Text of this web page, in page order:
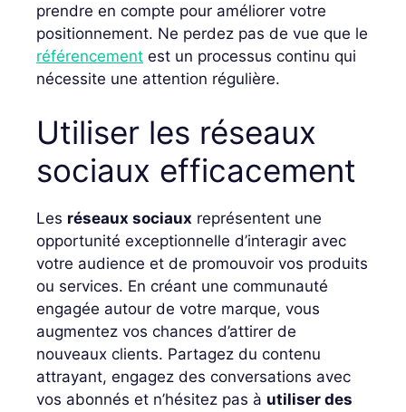
prendre en compte pour améliorer votre
positionnement. Ne perdez pas de vue que le
référencement est un processus continu qui
nécessite une attention régulière.
Utiliser les réseaux
sociaux efficacement
Les réseaux sociaux représentent une
opportunité exceptionnelle d’interagir avec
votre audience et de promouvoir vos produits
ou services. En créant une communauté
engagée autour de votre marque, vous
augmentez vos chances d’attirer de
nouveaux clients. Partagez du contenu
attrayant, engagez des conversations avec
vos abonnés et n’hésitez pas à utiliser des